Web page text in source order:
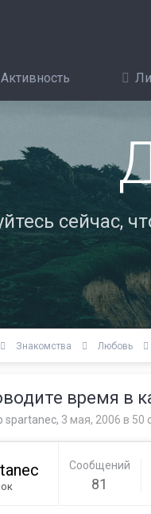
Активность
сейчас,
Знакомства Любовь
время в
spartanec, 3 мая, 2006 в 50
Сообщений
81